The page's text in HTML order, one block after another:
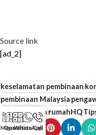
Source link
[ad_2]
keselamatan pembinaan
pembinaan Malaysia
rumah impianrumahHQ
Maps
Quotation
WhatsApp
Call